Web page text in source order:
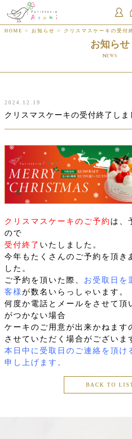
HOME > お知らせ > クリスマスケーキの受付
お知らせ
NEWS
クリスマスケーキの受付終了しま
2024.12.19
クリスマスケーキのご予約 は、
ので
受付終了 いたしました。
今年もたくさんのご予約を頂き
した。
ご予約を頂いた際、 お受取日を
客様 が数名いらっしゃいます。
何度か電話とメールをさせて頂
がつかない場合
ケーキのご用意が出来かねます
させていただく場合がございま
本日中に受取日のご連絡を頂け
申し上げます。
BACK TO